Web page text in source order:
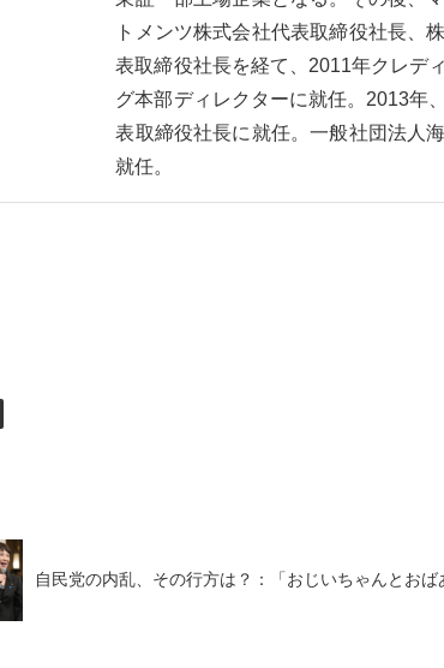
トメンツ株式会社代表取締役社長、
表取締役社長を経て、2011年クレデ
グ本部ディレクターに就任。2013年
表取締役社長に就任。一般社団法人
就任。
自民党の内乱、その行方は？：「おじいちゃんとお